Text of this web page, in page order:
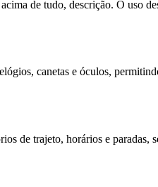
de tudo, descrição. O uso
canetas e óculos,
de trajeto, horários e paradas,